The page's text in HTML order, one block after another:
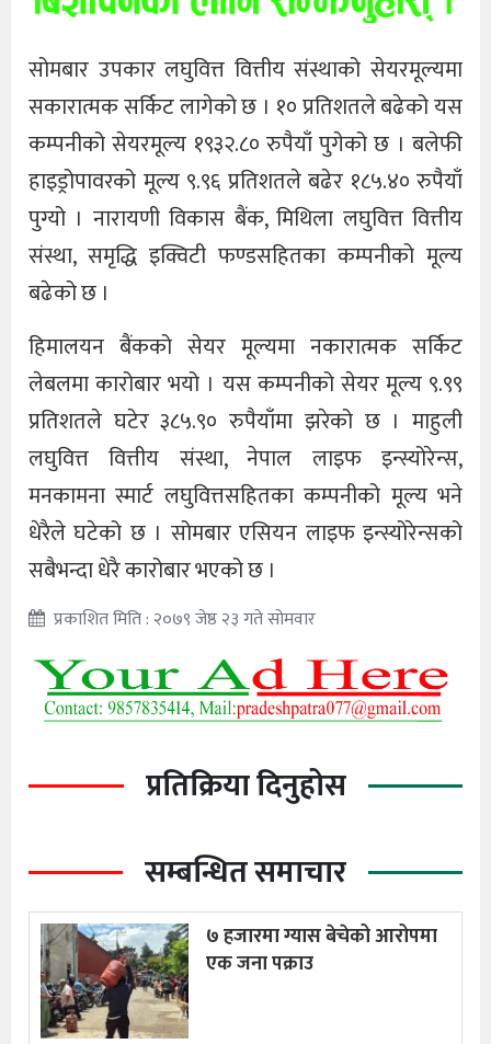
सोमबार उपकार लघुवित्त वित्तीय संस्थाको सेयरमूल्यमा
सकारात्मक सर्किट लागेको छ । १० प्रतिशतले बढेको यस
कम्पनीको सेयरमूल्य १९३२.८० रुपैयाँ पुगेको छ । बलेफी
हाइड्रोपावरको मूल्य ९.९६ प्रतिशतले बढेर १८५.४० रुपैयाँ
पुग्यो । नारायणी विकास बैंक, मिथिला लघुवित्त वित्तीय
संस्था, समृद्धि इक्विटी फण्डसहितका कम्पनीको मूल्य
बढेको छ ।
हिमालयन बैंकको सेयर मूल्यमा नकारात्मक सर्किट
लेबलमा कारोबार भयो । यस कम्पनीको सेयर मूल्य ९.९९
प्रतिशतले घटेर ३८५.९० रुपैयाँमा झरेको छ । माहुली
लघुवित्त वित्तीय संस्था, नेपाल लाइफ इन्स्योरेन्स,
मनकामना स्मार्ट लघुवित्तसहितका कम्पनीको मूल्य भने
धेरैले घटेको छ । सोमबार एसियन लाइफ इन्स्योरेन्सको
सबैभन्दा धेरै कारोबार भएको छ ।
प्रकाशित मिति : २०७९ जेष्ठ २३ गते सोमवार
प्रतिक्रिया दिनुहोस
सम्बन्धित समाचार
७ हजारमा ग्यास बेचेको आरोपमा
एक जना पक्राउ